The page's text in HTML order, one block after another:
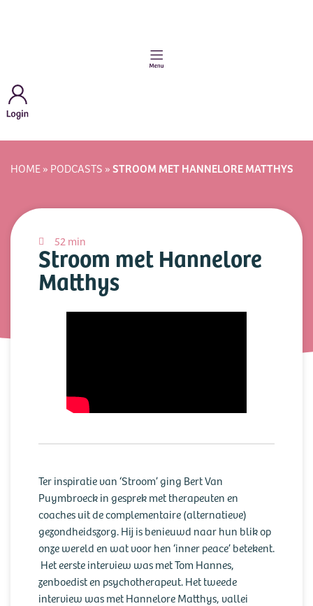
HOME» PODCASTS »STROOM MET HANNELORE MATTHYS
52 min
Stroom met Hannelore
Matthys
Ter inspiratie van ‘Stroom’ ging Bert Van
Puymbroeck in gesprek met therapeuten en
coaches uit de complementaire (alternatieve)
gezondheidszorg. Hij is benieuwd naar hun blik op
onze wereld en wat voor hen ‘inner peace’ betekent.
​ Het eerste interview was met Tom Hannes,
zenboedist en psychotherapeut. Het tweede
interview was met Hannelore Matthys, vallei